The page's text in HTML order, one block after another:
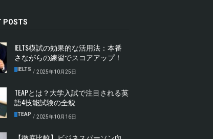
POSTS
IELTS模試の効果的な活用法：本番
さながらの練習でスコアアップ！
IELTS / 2025年10月25日
TEAPとは？大学入試で注目される英
語4技能試験の全貌
TEAP / 2025年10月16日